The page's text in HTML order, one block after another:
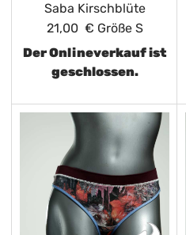
Saba Kirschblüte
21,00 € Größe S
Der Onlineverkauf ist
geschlossen.